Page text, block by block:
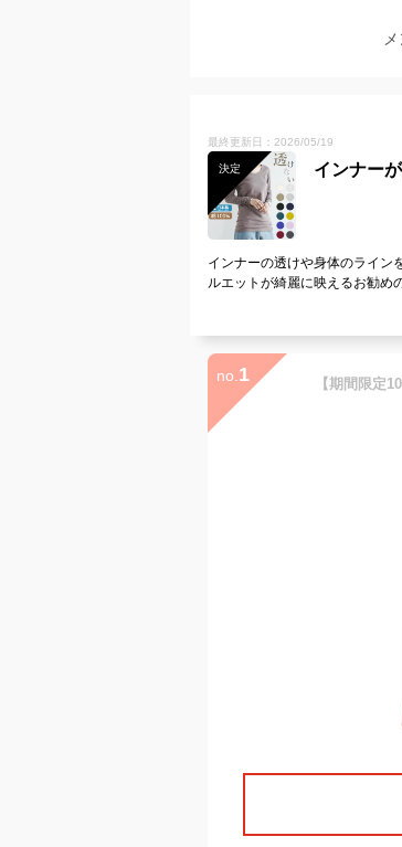
最終更新日：2026/05/19
決定 インナー
インナーの透けや身体のライン
ルエットが綺麗に映えるお勧め
no. 1